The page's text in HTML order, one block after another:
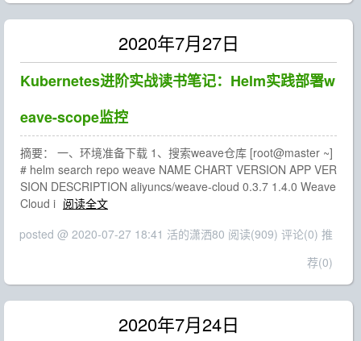
2020年7月27日
Kubernetes进阶实战读书笔记：Helm实践部署w
eave-scope监控
摘要： 一、环境准备下载 1、搜索weave仓库 [root@master ~]
# helm search repo weave NAME CHART VERSION APP VER
SION DESCRIPTION aliyuncs/weave-cloud 0.3.7 1.4.0 Weave
Cloud i 阅读全文
posted @ 2020-07-27 18:41 活的潇洒80 阅读(909) 评论(0) 推
荐(0)
2020年7月24日